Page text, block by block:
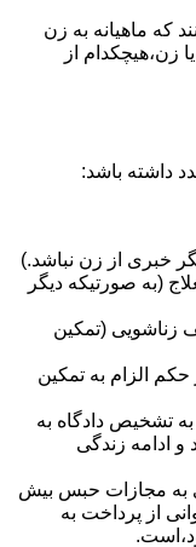
که ماهیانه به زن
زن،هیچکدام از
داشته باشد:
خبری از زن نباشد.)
(به صورتیکه دیگر
زناشویی (تمکین
الزام به تمکین
به تشخیص دادگاه به
و ادامه زندگی
به مجازات حبس بیش
از پرداخت به